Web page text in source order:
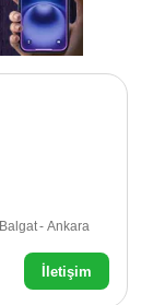
- Ankara
İletişim